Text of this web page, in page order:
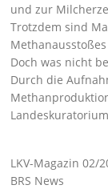
und zur
Trotzdem sind
Doch was nicht
Durch die
LKV-Magazin 02/
BRS News